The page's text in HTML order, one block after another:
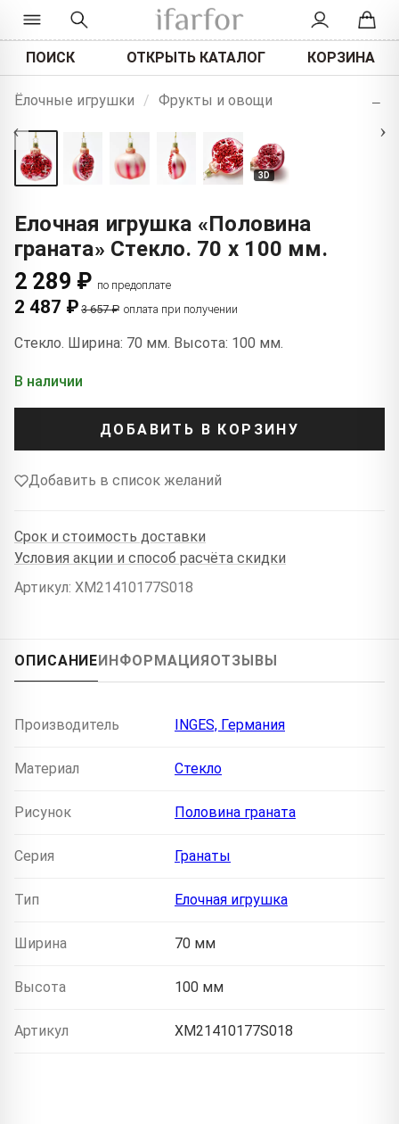
ПОИСК ОТКРЫТЬ КАТАЛОГ КОРЗИНА
Ёлочные игрушки / Фрукты и овощи
‹ ›
+
−
3D
Елочная игрушка «Половина
граната» Стекло. 70 x 100 мм.
2 289 ₽ по предоплате
2 487 ₽ 3 657 ₽ оплата при получении
Стекло. Ширина: 70 мм. Высота: 100 мм.
В наличии
ДОБАВИТЬ В КОРЗИНУ
Добавить в список желаний
Срок и стоимость доставки
Условия акции и способ расчёта скидки
Артикул: XM21410177S018
ОПИСАНИЕ ИНФОРМАЦИЯ ОТЗЫВЫ
Производитель INGES, Германия
Материал Стекло
Рисунок Половина граната
Серия Гранаты
Тип Елочная игрушка
Ширина 70 мм
Высота 100 мм
Артикул XM21410177S018